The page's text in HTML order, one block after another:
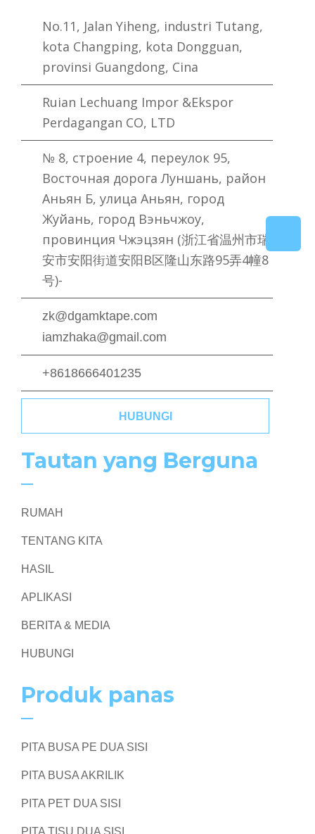
No.11, Jalan Yiheng, industri Tutang,
kota Changping, kota Dongguan,
provinsi Guangdong, Cina
Ruian Lechuang Impor &Ekspor
Perdagangan CO, LTD
№ 8, строение 4, переулок 95,
Восточная дорога Луншань, район
Аньян Б, улица Аньян, город
Жуйань, город Вэньчжоу,
провинция Чжэцзян (浙江省温州市瑞
安市安阳街道安阳B区隆山东路95弄4幢8
号)-
zk@dgamktape.com
iamzhaka@gmail.com
+8618666401235
HUBUNGI
Tautan yang Berguna
RUMAH
TENTANG KITA
HASIL
APLIKASI
BERITA & MEDIA
HUBUNGI
Produk panas
PITA BUSA PE DUA SISI
PITA BUSA AKRILIK
PITA PET DUA SISI